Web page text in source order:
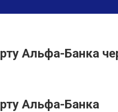
Альфа-Банка
Альфа-Банка